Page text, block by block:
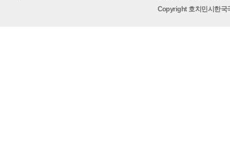
Copyright 호치민시한국